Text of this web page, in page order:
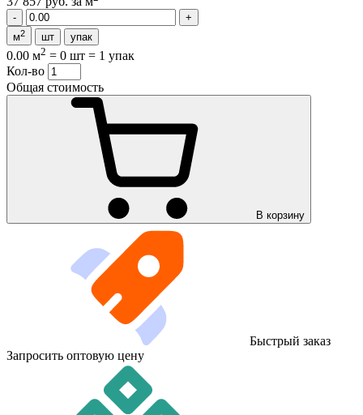
м2 шт упак
0.00 м2 = 0 шт = 1 упак
Кол-во
Общая стоимость
В корзину
Быстрый заказ
Запросить оптовую цену